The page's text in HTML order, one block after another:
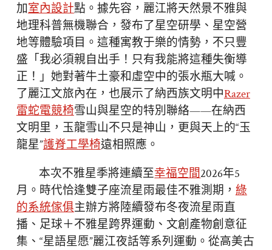
加室內設計點。據先容，麗江將天然景不雅與
地理科普無機聯合，發布了星空研學、星空營
地等體驗項目。這種寓教于樂的情勢，不只豐
盛「我必須親自出手！只有我能將這種失衡導
正！」她對著牛土豪和虛空中的張水瓶大喊。
了麗江文旅內在，也展示了納西族文明中Razer
雷蛇電競椅雪山與星空的特別聯絡——在納西
文明里，玉龍雪山不只是神山，更與天上的“玉
龍星”護脊工學椅遠相照應。
本次不雅星季將連續至幸福空間2026年5
月。時代恰逢雙子座流星雨最佳不雅測期， 綠
的系統傢俱主辦方將陸續發布冬夜流星雨直
播、足球＋不雅星跨界運動、文創產物創意征
集、“星語星愿”麗江夜話等系列運動。從高美古